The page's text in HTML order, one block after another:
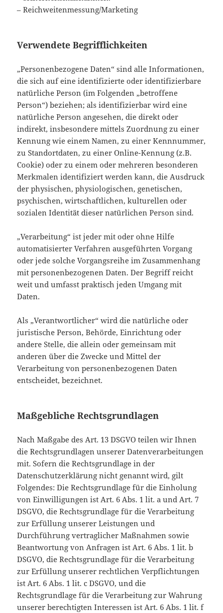
– Reichweitenmessung/Marketing
Verwendete Begrifflichkeiten
„Personenbezogene Daten“ sind alle Informationen,
die sich auf eine identifizierte oder identifizierbare
natürliche Person (im Folgenden „betroffene
Person“) beziehen; als identifizierbar wird eine
natürliche Person angesehen, die direkt oder
indirekt, insbesondere mittels Zuordnung zu einer
Kennung wie einem Namen, zu einer Kennnummer,
zu Standortdaten, zu einer Online-Kennung (z.B.
Cookie) oder zu einem oder mehreren besonderen
Merkmalen identifiziert werden kann, die Ausdruck
der physischen, physiologischen, genetischen,
psychischen, wirtschaftlichen, kulturellen oder
sozialen Identität dieser natürlichen Person sind.
„Verarbeitung“ ist jeder mit oder ohne Hilfe
automatisierter Verfahren ausgeführten Vorgang
oder jede solche Vorgangsreihe im Zusammenhang
mit personenbezogenen Daten. Der Begriff reicht
weit und umfasst praktisch jeden Umgang mit
Daten.
Als „Verantwortlicher“ wird die natürliche oder
juristische Person, Behörde, Einrichtung oder
andere Stelle, die allein oder gemeinsam mit
anderen über die Zwecke und Mittel der
Verarbeitung von personenbezogenen Daten
entscheidet, bezeichnet.
Maßgebliche Rechtsgrundlagen
Nach Maßgabe des Art. 13 DSGVO teilen wir Ihnen
die Rechtsgrundlagen unserer Datenverarbeitungen
mit. Sofern die Rechtsgrundlage in der
Datenschutzerklärung nicht genannt wird, gilt
Folgendes: Die Rechtsgrundlage für die Einholung
von Einwilligungen ist Art. 6 Abs. 1 lit. a und Art. 7
DSGVO, die Rechtsgrundlage für die Verarbeitung
zur Erfüllung unserer Leistungen und
Durchführung vertraglicher Maßnahmen sowie
Beantwortung von Anfragen ist Art. 6 Abs. 1 lit. b
DSGVO, die Rechtsgrundlage für die Verarbeitung
zur Erfüllung unserer rechtlichen Verpflichtungen
ist Art. 6 Abs. 1 lit. c DSGVO, und die
Rechtsgrundlage für die Verarbeitung zur Wahrung
unserer berechtigten Interessen ist Art. 6 Abs. 1 lit. f